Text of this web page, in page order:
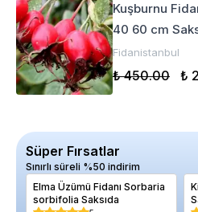
Kuşburnu
40 60 cm
Fidanistanbul
₺ 450.00 ₺
Süper Fırsatlar
Sınırlı süreli %50 indirim
Elma Üzümü Fidanı Sorbaria
sorbifolia Saksıda